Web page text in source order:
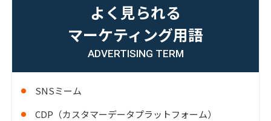
よく見られる
マーケティング用語
ADVERTISING TERM
SNSミーム
CDP（カスタマーデータプラットフォーム）